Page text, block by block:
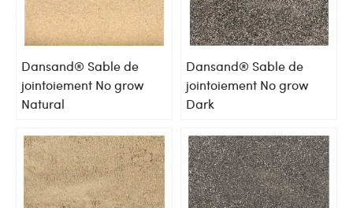
Dansand® Sable de
jointoiement No grow
Natural
Dansand® Sable de
jointoiement No grow
Dark